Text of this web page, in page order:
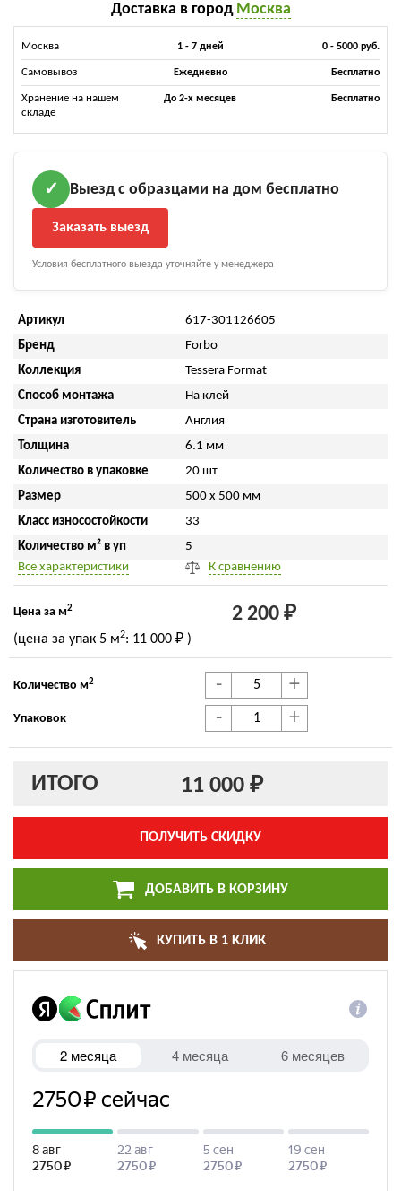
Доставка в город Москва
Москва 1 - 7 дней 0 - 5000 руб.
Самовывоз Ежедневно Бесплатно
Хранение на нашем
складе
До 2-х месяцев Бесплатно
✓ Выезд с образцами на дом бесплатно
Заказать выезд
Условия бесплатного выезда уточняйте у менеджера
Артикул
617-301126605
Бренд
Forbo
Коллекция
Tessera Format
Способ монтажа
На клей
Страна изготовитель
Англия
Толщина
6.1 мм
Количество в упаковке
20 шт
Размер
500 x 500 мм
Класс износостойкости
33
Количество м² в уп
5
Все характеристики
К сравнению
Цена за м2 2 200 ₽
(цена за упак 5 м2: 11 000 ₽ )
Количество м2 - +
Упаковок - +
ИТОГО 11 000 ₽
ПОЛУЧИТЬ СКИДКУ
ДОБАВИТЬ В КОРЗИНУ
КУПИТЬ В 1 КЛИК